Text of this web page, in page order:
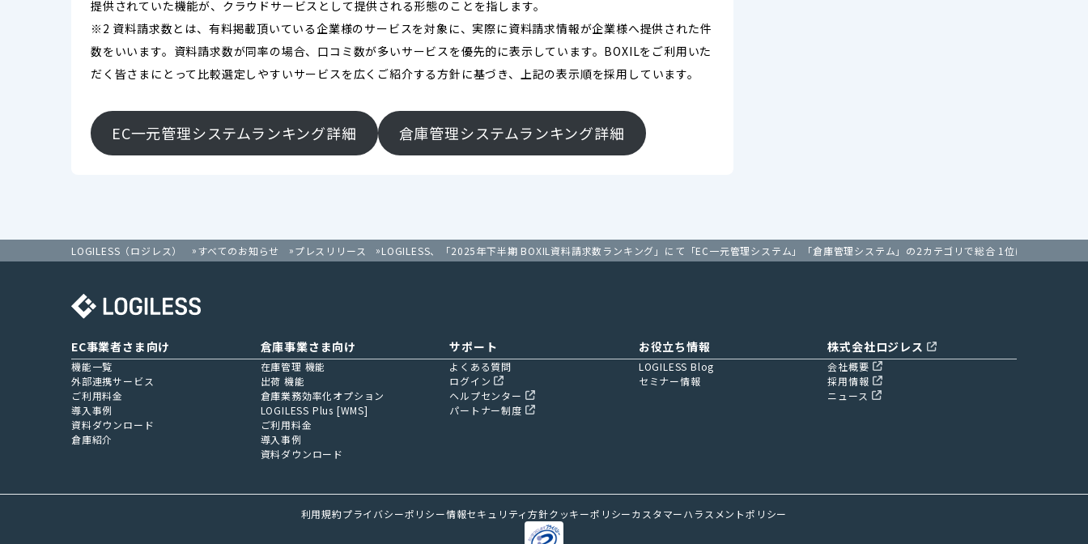
提供されていた機能が、クラウドサービスとして提供される形態のことを指します。
※2 資料請求数とは、有料掲載頂いている企業様のサービスを対象に、実際に資料請求情報が企業様へ提供された件
数をいいます。資料請求数が同率の場合、口コミ数が多いサービスを優先的に表示しています。BOXILをご利用いた
だく皆さまにとって比較選定しやすいサービスを広くご紹介する方針に基づき、上記の表示順を採用しています。
EC一元管理システムランキング詳細 倉庫管理システムランキング詳細
LOGILESS（ロジレス） すべてのお知らせ プレスリリース LOGILESS、「2025年下半期 BOXIL資料請求数ランキング」にて「EC一元管理システム」「倉庫管理システム」の2カテゴリで総合 1位に選出
EC事業者さま向け
機能一覧
外部連携サービス
ご利用料金
導入事例
資料ダウンロード
倉庫紹介
倉庫事業さま向け
在庫管理 機能
出荷 機能
倉庫業務効率化オプション
LOGILESS Plus [WMS]
ご利用料金
導入事例
資料ダウンロード
サポート
よくある質問
ログイン
ヘルプセンター
パートナー制度
お役立ち情報
LOGILESS Blog
セミナー情報
株式会社ロジレス
会社概要
採用情報
ニュース
利用規約プライバシーポリシー情報セキュリティ方針クッキーポリシーカスタマーハラスメントポリシー